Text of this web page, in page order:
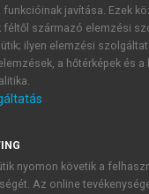
javítása. Ezek
féltől származó elemzési
ilyen elemzési
a hőtérképek és
nyomon követik a
Az online